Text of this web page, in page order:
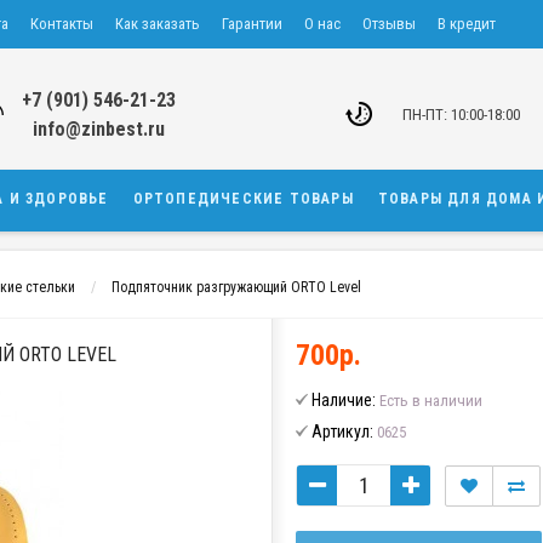
Контакты Как заказать Гарантии О нас Отзывы В кредит
+7 (901) 546-21-23
info@zinbest.ru
ПН-ПТ: 10:00-18:00
И ЗДОРОВЬЕ ОРТОПЕДИЧЕСКИЕ ТОВАРЫ ТОВАРЫ ДЛЯ ДОМА
стельки Подпяточник разгружающий ORTO Level
LEVEL 700р.
Наличие: Есть в наличии
Артикул: 0625